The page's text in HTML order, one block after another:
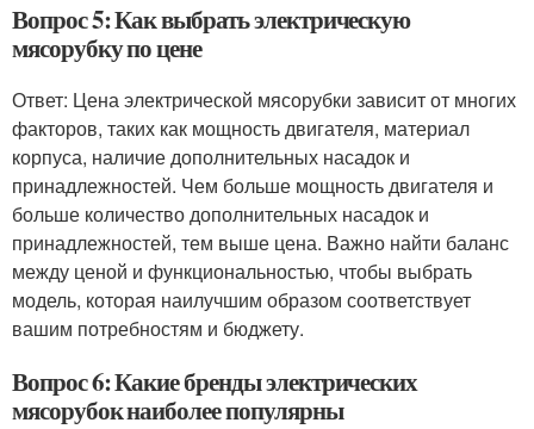
Вопрос 5: Как выбрать электрическую
мясорубку по цене
Ответ: Цена электрической мясорубки зависит от многих
факторов, таких как мощность двигателя, материал
корпуса, наличие дополнительных насадок и
принадлежностей. Чем больше мощность двигателя и
больше количество дополнительных насадок и
принадлежностей, тем выше цена. Важно найти баланс
между ценой и функциональностью, чтобы выбрать
модель, которая наилучшим образом соответствует
вашим потребностям и бюджету.
Вопрос 6: Какие бренды электрических
мясорубок наиболее популярны